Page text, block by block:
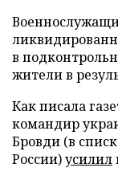
в
жители в
Как писала
командир
Бровди (в
России)усилил